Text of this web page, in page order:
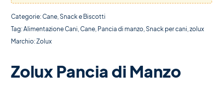
Categorie:Cane,Snack e Biscotti
Tag:Alimentazione Cani,Cane, Pancia di manzo,Snack per cani,zolux
Marchio:Zolux
Zolux Pancia di Manzo